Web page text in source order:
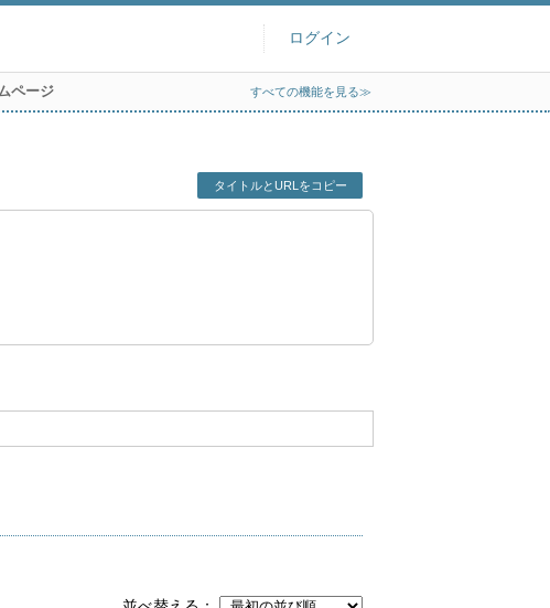
ログイン
ページ すべての機能を見る≫
タイトルとURLをコピー